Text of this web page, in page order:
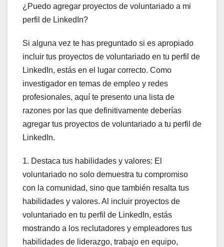
¿Puedo agregar proyectos de voluntariado a mi
perfil de LinkedIn?
Si alguna vez te has preguntado si es apropiado
incluir tus proyectos de voluntariado en tu perfil de
LinkedIn, estás en el lugar correcto. Como
investigador en temas de empleo y redes
profesionales, aquí te presento una lista de
razones por las que definitivamente deberías
agregar tus proyectos de voluntariado a tu perfil de
LinkedIn.
1. Destaca tus habilidades y valores: El
voluntariado no solo demuestra tu compromiso
con la comunidad, sino que también resalta tus
habilidades y valores. Al incluir proyectos de
voluntariado en tu perfil de LinkedIn, estás
mostrando a los reclutadores y empleadores tus
habilidades de liderazgo, trabajo en equipo,